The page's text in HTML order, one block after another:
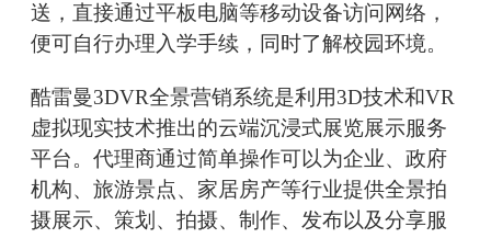
送，直接通过平板电脑等移动设备访问网络，
便可自行办理入学手续，同时了解校园环境。
酷雷曼3DVR全景营销系统是利用3D技术和VR
虚拟现实技术推出的云端沉浸式展览展示服务
平台。代理商通过简单操作可以为企业、政府
机构、旅游景点、家居房产等行业提供全景拍
摄展示、策划、拍摄、制作、发布以及分享服